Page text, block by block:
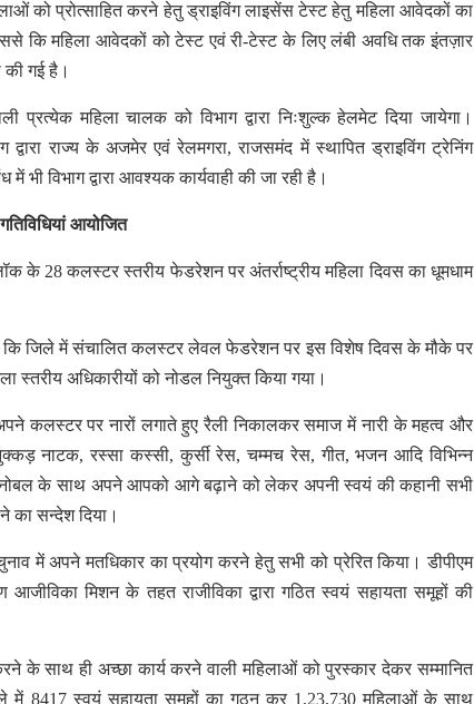
को प्रोत्साहित करने हेतु ड्राइविंग लाइसेंस टेस्ट हेतु महिला आवेदकों का
कि महिला आवेदकों को टेस्ट एवं री-टेस्ट के लिए लंबी अवधि तक इंतज़ार
की गई है।
प्रत्येक महिला चालक को विभाग द्वारा निःशुल्क हेलमेट दिया जायेगा।
द्वारा राज्य के अजमेर एवं रेलमगरा, राजसमंद में स्थापित ड्राइविंग ट्रेनिंग
विभाग द्वारा आवश्यक कार्यवाही की जा रही है ।
आयोजित
के 28 कलस्टर स्तरीय फेडरेशन पर अंतर्राष्ट्रीय महिला दिवस का धूमधाम
कि जिले में संचालित कलस्टर लेवल फेडरेशन पर इस विशेष दिवस के मौके पर
अधिकारीयों को नोडल नियुक्त किया गया।
कलस्टर पर नारों लगाते हुए रैली निकालकर समाज में नारी के महत्व और
नाटक, रस्सा कस्सी, कुर्सी रेस, चम्मच रेस, गीत, भजन आदि विभिन्न
के साथ अपने आपको आगे बढ़ाने को लेकर अपनी स्वयं की कहानी सभी
सन्देश दिया।
में अपने मतधिकार का प्रयोग करने हेतु सभी को प्रेरित किया। डीपीएम
आजीविका मिशन के तहत राजीविका द्वारा गठित स्वयं सहायता समूहों की
के साथ ही अच्छा कार्य करने वाली महिलाओं को पुरस्कार देकर सम्मानित
जिले में 8417 स्वयं सहायता समूहों का गठन कर 1,23,730 महिलाओं के साथ